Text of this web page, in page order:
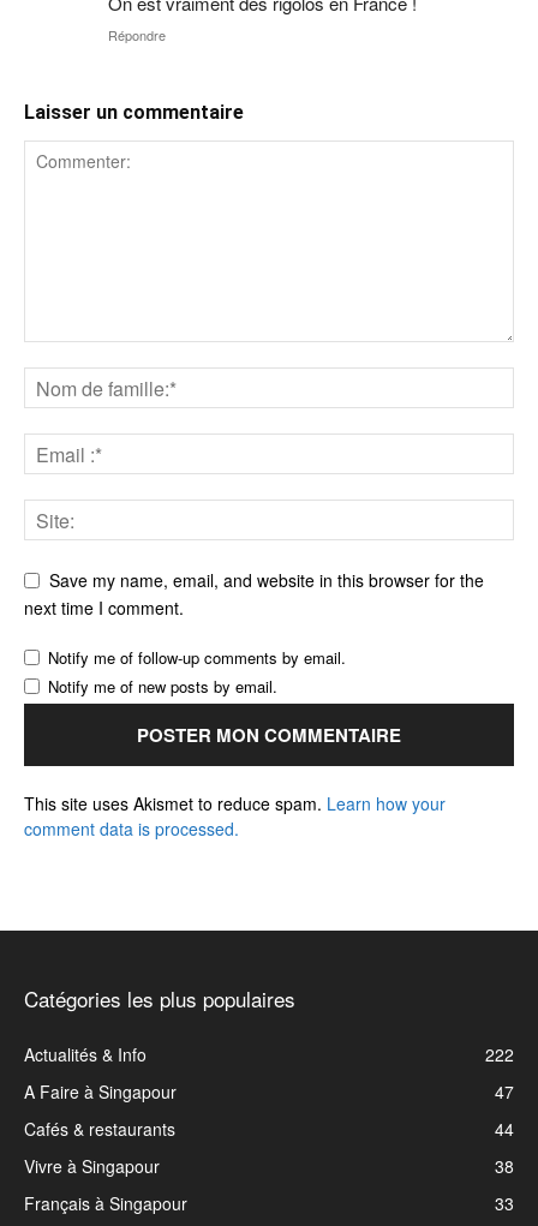
Répondre
Laisser un commentaire
Save my name, email, and website in this browser for the
next time I comment.
Notify me of follow-up comments by email.
Notify me of new posts by email.
This site uses Akismet to reduce spam. Learn how your
comment data is processed.
Catégories les plus populaires
Actualités & Info
222
A Faire à Singapour
47
Cafés & restaurants
44
Vivre à Singapour
38
Français à Singapour
33